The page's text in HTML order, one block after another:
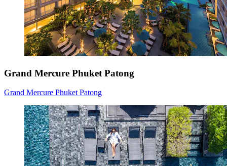
Grand Mercure Phuket Patong
Grand Mercure Phuket Patong